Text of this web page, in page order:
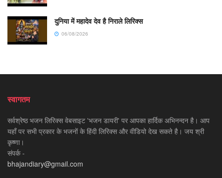
दुनिया में महादेव देव है निराले लिरिक्स
06/08/2026
स्वागतम
सर्वश्रेष्ठ भजन लिरिक्स वेबसाइट 'भजन डायरी' पर आपका हार्दिक अभिनन्दन है। आप
यहाँ पर सभी प्रकार के भजनों के हिंदी लिरिक्स और वीडियो देख सकते है। जय श्री
कृष्णा।
संपर्क -
bhajandiary@gmail.com